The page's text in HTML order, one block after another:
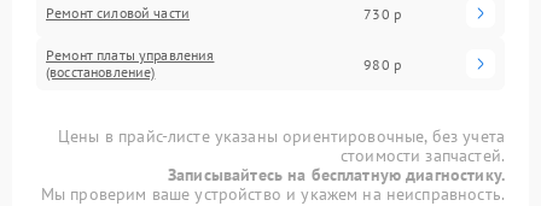
Ремонт силовой части 730 р
Ремонт платы управления
(восстановление)
980 р
Цены в прайс-листе указаны ориентировочные, без учета
стоимости запчастей.
Записывайтесь на бесплатную диагностику.
Мы проверим ваше устройство и укажем на неисправность.